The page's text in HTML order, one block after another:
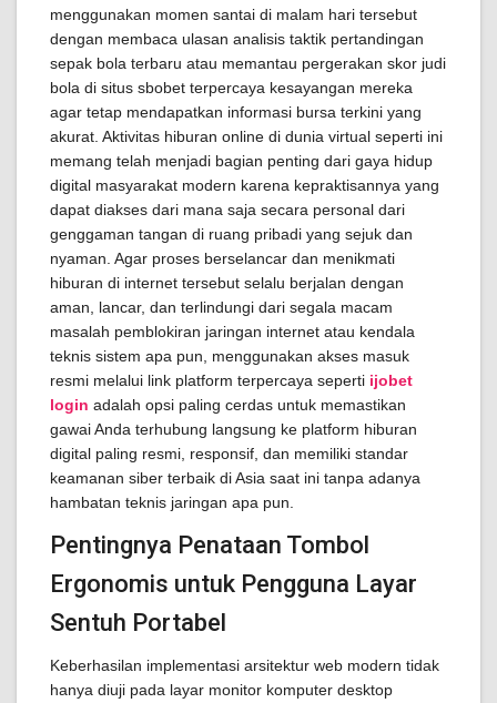
menggunakan momen santai di malam hari tersebut
dengan membaca ulasan analisis taktik pertandingan
sepak bola terbaru atau memantau pergerakan skor judi
bola di situs sbobet terpercaya kesayangan mereka
agar tetap mendapatkan informasi bursa terkini yang
akurat. Aktivitas hiburan online di dunia virtual seperti ini
memang telah menjadi bagian penting dari gaya hidup
digital masyarakat modern karena kepraktisannya yang
dapat diakses dari mana saja secara personal dari
genggaman tangan di ruang pribadi yang sejuk dan
nyaman. Agar proses berselancar dan menikmati
hiburan di internet tersebut selalu berjalan dengan
aman, lancar, dan terlindungi dari segala macam
masalah pemblokiran jaringan internet atau kendala
teknis sistem apa pun, menggunakan akses masuk
resmi melalui link platform terpercaya seperti ijobet
login adalah opsi paling cerdas untuk memastikan
gawai Anda terhubung langsung ke platform hiburan
digital paling resmi, responsif, dan memiliki standar
keamanan siber terbaik di Asia saat ini tanpa adanya
hambatan teknis jaringan apa pun.
Pentingnya Penataan Tombol
Ergonomis untuk Pengguna Layar
Sentuh Portabel
Keberhasilan implementasi arsitektur web modern tidak
hanya diuji pada layar monitor komputer desktop